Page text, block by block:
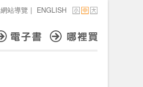
網站導覽 | ENGLISH